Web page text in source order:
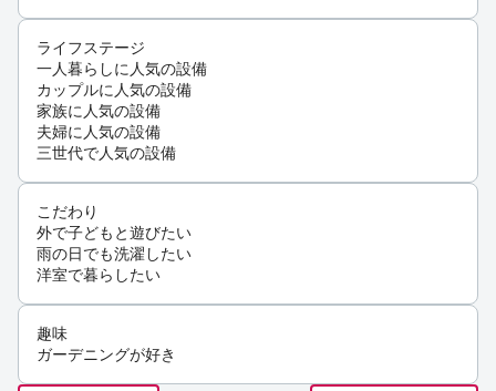
ライフステージ
一人暮らしに人気の設備
カップルに人気の設備
家族に人気の設備
夫婦に人気の設備
三世代で人気の設備
こだわり
外で子どもと遊びたい
雨の日でも洗濯したい
洋室で暮らしたい
趣味
ガーデニングが好き